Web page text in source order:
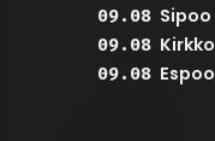
09.08 Sipoo
09.08
09.08 Espoo